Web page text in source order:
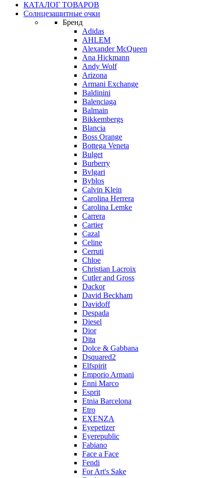
КАТАЛОГ ТОВАРОВ
Солнцезащитные очки
Бренд
Adidas
AHLEM
Alexander McQueen
Ana Hickmann
Andy Wolf
Arizona
Armani Exchange
Baldinini
Balenciaga
Balmain
Bikkembergs
Blancia
Boss Orange
Bottega Veneta
Bulget
Burberry
Bvlgari
Byblos
Calvin Klein
Carolina Herrera
Carolina Lemke
Carrera
Cartier
Cazal
Celine
Cerruti
Chloe
Christian Lacroix
Cutler and Gross
Dackor
David Beckham
Davidoff
Despada
Diesel
Dior
Dita
Dolce & Gabbana
Dsquared2
Elfspirit
Emporio Armani
Enni Marco
Esprit
Etnia Barcelona
Etro
EXENZA
Eyepetizer
Eyerepublic
Fabiano
Face a Face
Fendi
For Art's Sake